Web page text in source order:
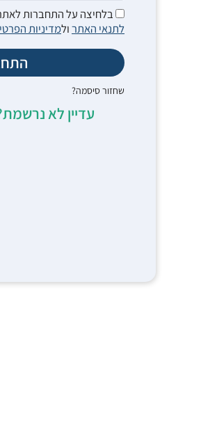
בלחיצה על התחברות
לתנאי האתרולמדיניות
שחזור סיסמה?
עדיין לא